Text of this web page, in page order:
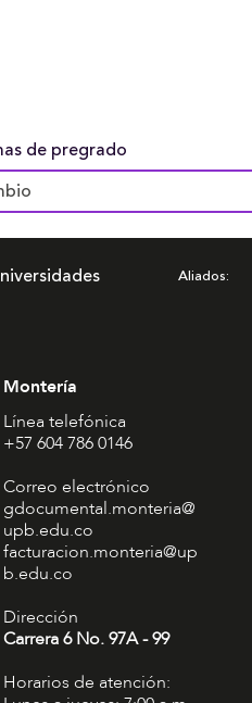
de pregrado
Aliados
Montería
Línea telefónica
+57 604 786 0146
Correo electrónico
gdocumental.monteria@
upb.edu.co
facturacion.monteria@up
b.edu.co
Dirección
Carrera 6 No. 97A - 99​
Horarios de atención: